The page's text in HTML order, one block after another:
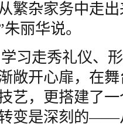
繁杂家务中走
丽华说。
习走秀礼仪、
敞开心扉，在
艺，更搭建了
变是深刻的——